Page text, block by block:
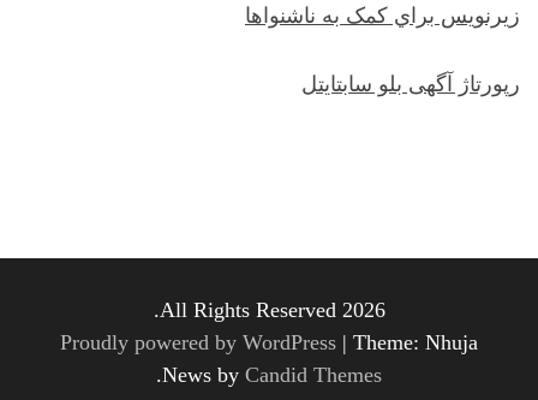
زيرنويس براي کمک به ناشنواها
رپورتاژ آگهی بلو سابتایتل
All Rights Reserved 2026.
Proudly powered by WordPress | Theme: Nhuja
News by Candid Themes
.